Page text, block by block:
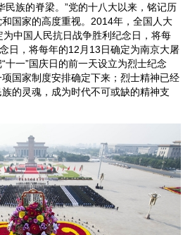
族的脊梁。”党的十八大以来，铭记历
国家的高度重视。2014年，全国人大
中国人民抗日战争胜利纪念日，将每
日，将每年的12月13日确定为南京大屠
十一”国庆日的前一天设立为烈士纪念
国家制度安排确定下来；烈士精神已经
的灵魂，成为时代不可或缺的精神支